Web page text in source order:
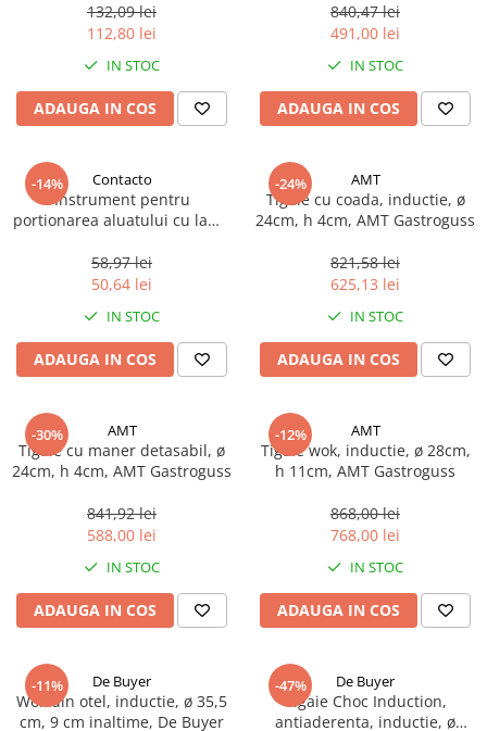
132,09 lei
112,80 lei
IN STOC
ADAUGA IN COS
840,47 lei
491,00 lei
IN STOC
ADAUGA IN COS
-14% Contacto
Instrument pentru
portionarea aluatului cu lama
buc
58,97 lei
50,64 lei
IN STOC
ADAUGA IN COS
-24% AMT
Tigaie cu coada, inductie, ø
24cm, h 4cm, AMT Gastroguss
821,58 lei
625,13 lei
IN STOC
ADAUGA IN COS
-30% AMT
Tigaie cu maner detasabil, ø
24cm, h 4cm, AMT Gastroguss
841,92 lei
588,00 lei
IN STOC
ADAUGA IN COS
-12% AMT
Tigaie wok, inductie, ø 28cm,
h 11cm, AMT Gastroguss
868,00 lei
768,00 lei
IN STOC
ADAUGA IN COS
-11% De Buyer
Wok din otel, inductie, ø 35,5
cm, 9 cm inaltime, De Buyer
-47% De Buyer
Tigaie Choc Induction,
antiaderenta, inductie, ø